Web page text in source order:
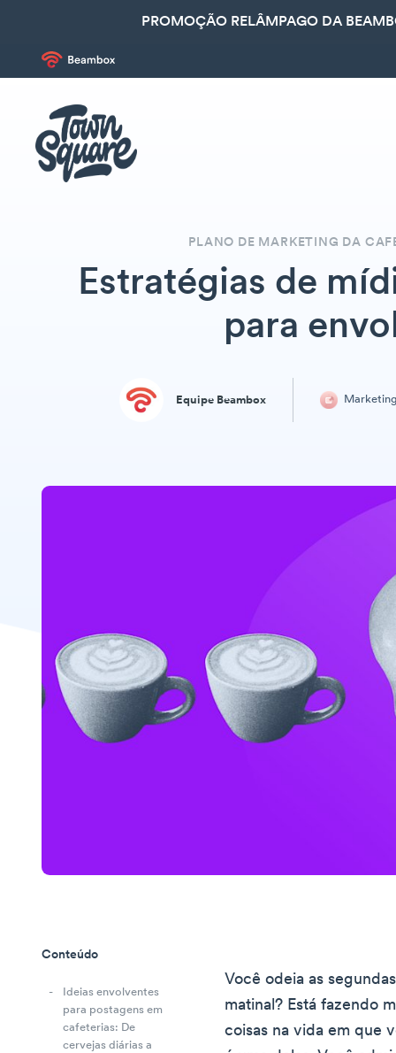
PROMOÇÃO RELÂMPAGO DA
PLANO DE MARKETING DA
Estratégias de
para
Equipe Beambox
Conteúdo
Ideias envolventes
para postagens em
cafeterias: De
cervejas diárias a
Você odeia as
matinal? Está fazendo
coisas na vida em que